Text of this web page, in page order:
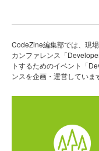
CodeZine編集部では、現
カンファレンス「
トするためのイベント「
ンスを企画・運営していま